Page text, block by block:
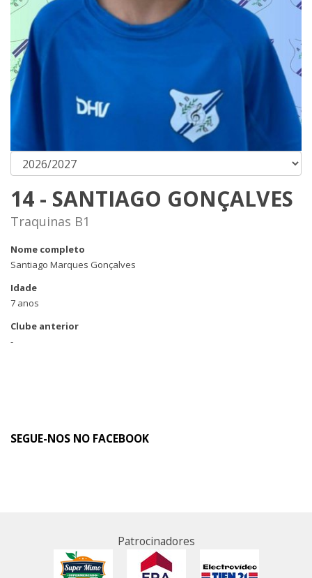
14 - SANTIAGO GONÇALVES
Traquinas B1
Nome completo
Santiago Marques Gonçalves
Idade
7 anos
Clube anterior
-
SEGUE-NOS NO FACEBOOK
Patrocinadores